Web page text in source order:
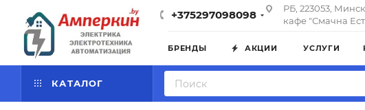
+375297098098
РБ, 223053,
кафе "Смачна
БРЕНДЫ АКЦИИ УСЛУГИ
КАТАЛОГ